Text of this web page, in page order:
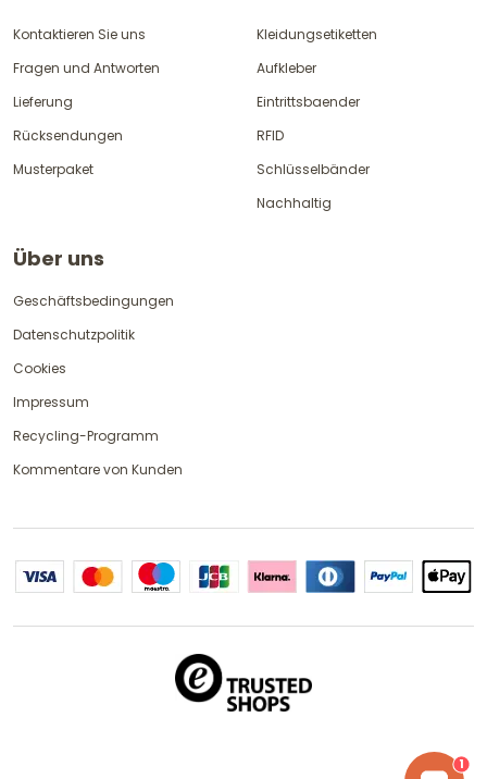
Kontaktieren Sie uns
Fragen und Antworten
Lieferung
Rücksendungen
Musterpaket
Kleidungsetiketten
Aufkleber
Eintrittsbaender
RFID
Schlüsselbänder
Nachhaltig
Über uns
Geschäftsbedingungen
Datenschutzpolitik
Cookies
Impressum
Recycling-Programm
Kommentare von Kunden
1